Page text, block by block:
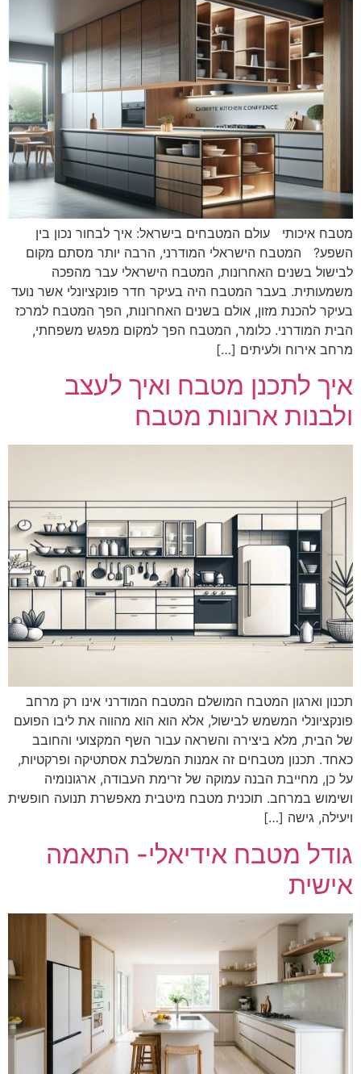
מטבח איכותי עולם המטבחים בישראל: איך לבחור נכון בין
השפע? המטבח הישראלי המודרני, הרבה יותר מסתם מקום
לבישול בשנים האחרונות, המטבח הישראלי עבר מהפכה
משמעותית. בעבר המטבח היה בעיקר חדר פונקציונלי אשר נועד
בעיקר להכנת מזון, אולם בשנים האחרונות, הפך המטבח למרכז
הבית המודרני. כלומר, המטבח הפך למקום מפגש משפחתי,
מרחב אירוח ולעיתים […]
איך לתכנן מטבח ואיך לעצב
ולבנות ארונות מטבח
תכנון וארגון המטבח המושלם המטבח המודרני אינו רק מרחב
פונקציונלי המשמש לבישול, אלא הוא הוא מהווה את ליבו הפועם
של הבית, מלא ביצירה והשראה עבור השף המקצועי והחובב
כאחד. תכנון מטבחים זה אמנות המשלבת אסתטיקה ופרקטיות,
על כן, מחייבת הבנה עמוקה של זרימת העבודה, ארגונומיה
ושימוש במרחב. תוכנית מטבח מיטבית מאפשרת תנועה חופשית
ויעילה, גישה […]
גודל מטבח אידיאלי- התאמה
אישית